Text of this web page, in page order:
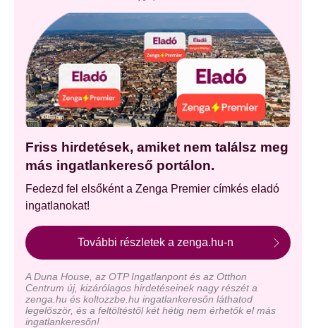
Friss hirdetések, amiket nem találsz meg
más ingatlankereső portálon.
Fedezd fel elsőként a Zenga Premier címkés eladó
ingatlanokat!
További részletek a zenga.hu-n
A Duna House, az OTP Ingatlanpont és az Otthon
Centrum új, kizárólagos hirdetéseinek nagy részét a
zenga.hu és koltozzbe.hu ingatlankeresőn láthatod
legelőször, és a feltöltéstől két hétig nem érhetők el más
ingatlankeresőn!